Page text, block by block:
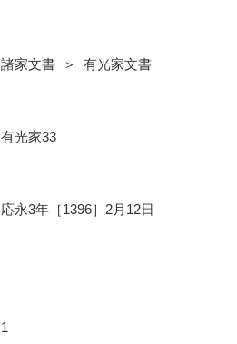
諸家文書 ＞ 有光家文書
有光家33
応永3年［1396］2月12日
1